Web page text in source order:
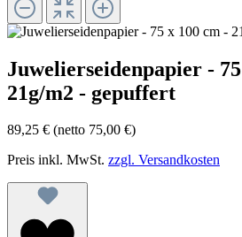
Juwelierseidenpapier -
21g/m2 - gepuffert
89,25 € (netto 75,00 €)
Preis inkl. MwSt. zzgl. Versandkosten